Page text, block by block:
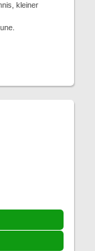
kleiner